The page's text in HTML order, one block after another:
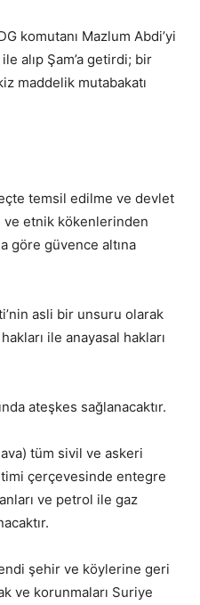
komutanı Mazlum Abdi’yi
alıp Şam’a getirdi; bir
maddelik mutabakatı
temsil edilme ve devlet
ve etnik kökenlerinden
göre güvence altına
asli bir unsuru olarak
ile anayasal hakları
ateşkes sağlanacaktır.
tüm sivil ve askeri
çerçevesinde entegre
ve petrol ile gaz
şehir ve köylerine geri
ve korunmaları Suriye